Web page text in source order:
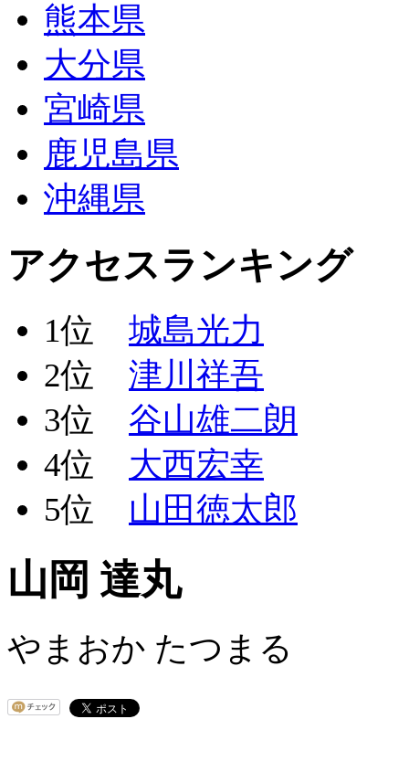
熊本県
大分県
宮崎県
鹿児島県
沖縄県
アクセスランキング
1位 城島光力
2位 津川祥吾
3位 谷山雄二朗
4位 大西宏幸
5位 山田徳太郎
山岡 達丸
やまおか たつまる